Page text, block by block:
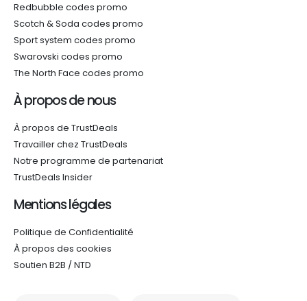
Redbubble codes promo
Scotch & Soda codes promo
Sport system codes promo
Swarovski codes promo
The North Face codes promo
À propos de nous
À propos de TrustDeals
Travailler chez TrustDeals
Notre programme de partenariat
TrustDeals Insider
Mentions légales
Politique de Confidentialité
À propos des cookies
Soutien B2B / NTD